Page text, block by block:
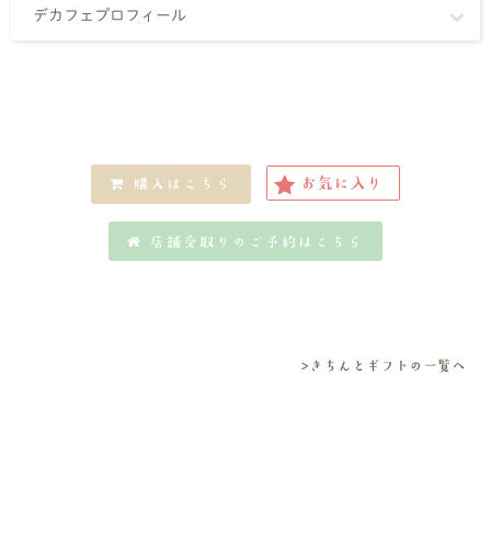
デカフェプロフィール
購入はこちら お気に入り
店舗受取りのご予約はこちら
>きちんとギフトの一覧へ